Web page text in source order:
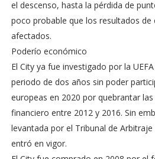
el descenso, hasta la pérdida de
poco probable que los resultados de
afectados.
Poderío económico
El City ya fue investigado por la
periodo de dos años sin poder
europeas en 2020 por quebrantar las
financiero entre 2012 y 2016. Sin
levantada por el Tribunal de Arbitraje
entró en vigor.